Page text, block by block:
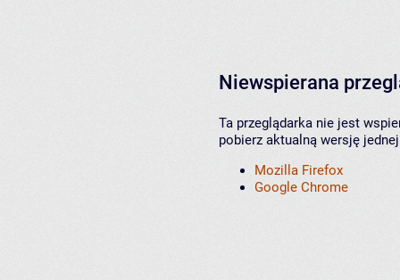
Niewspierana
Ta przeglądarka nie jest
pobierz aktualną wersję
Mozilla Firefox
Google Chrome